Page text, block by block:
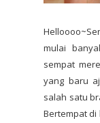
mulai
sempat
yang baru
salah satu
Bertempat di